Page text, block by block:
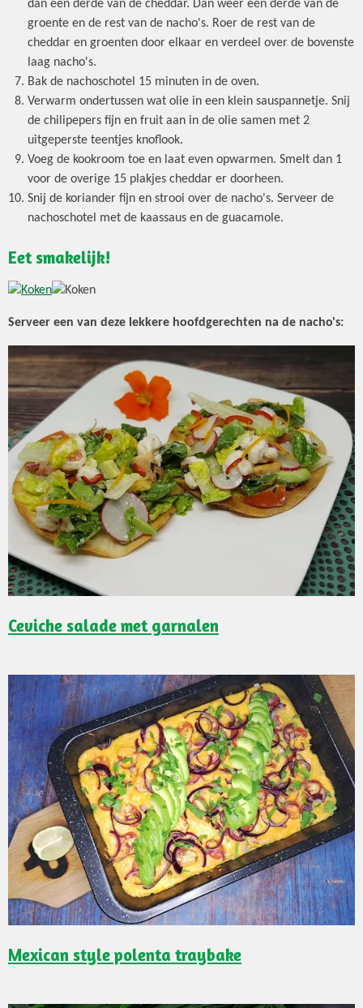
dan een derde van de cheddar. Dan weer een derde van de
groente en de rest van de nacho's. Roer de rest van de
cheddar en groenten door elkaar en verdeel over de bovenste
laag nacho's.
Bak de nachoschotel 15 minuten in de oven.
Verwarm ondertussen wat olie in een klein sauspannetje. Snij
de chilipepers fijn en fruit aan in de olie samen met 2
uitgeperste teentjes knoflook.
Voeg de kookroom toe en laat even opwarmen. Smelt dan 1
voor de overige 15 plakjes cheddar er doorheen.
Snij de koriander fijn en strooi over de nacho's. Serveer de
nachoschotel met de kaassaus en de guacamole.
Eet smakelijk!
Serveer een van deze lekkere hoofdgerechten na de nacho's:
Ceviche salade met garnalen
Mexican style polenta traybake